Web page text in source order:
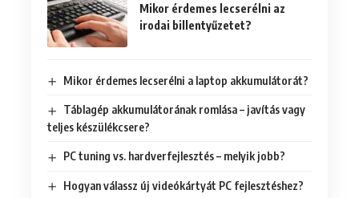
Mikor érdemes lecserélni az
irodai billentyűzetet?
Mikor érdemes lecserélni a laptop akkumulátorát?
Táblagép akkumulátorának romlása – javítás vagy
teljes készülékcsere?
PC tuning vs. hardverfejlesztés – melyik jobb?
Hogyan válassz új videókártyát PC fejlesztéshez?